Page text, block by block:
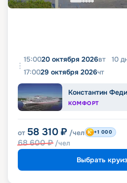
15:0020 октября 2026вт 10
17:0029 октября 2026чт
Константин
КОМФОРТ
от 58 310 ₽ /чел
68 600₽ /чел
+1 000
Выбрать круиз